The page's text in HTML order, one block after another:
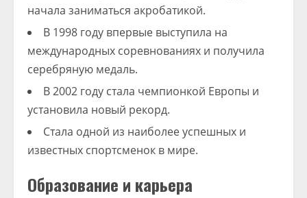
начала заниматься акробатикой.
В 1998 году впервые выступила на
международных соревнованиях и получила
серебряную медаль.
В 2002 году стала чемпионкой Европы и
установила новый рекорд.
Стала одной из наиболее успешных и
известных спортсменок в мире.
Образование и карьера